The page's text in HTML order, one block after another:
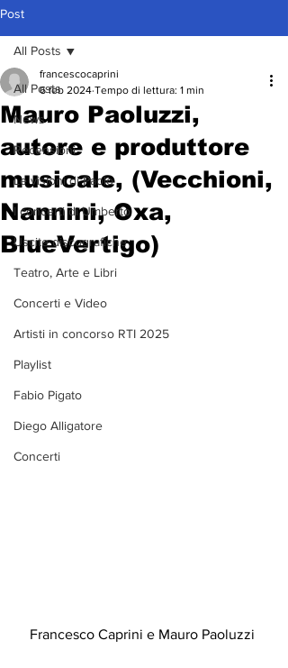
Post
All Posts
News
Recensioni
Le visioni di Paolo
I concerti di Umberto
Uscite discografiche
Teatro, Arte e Libri
Concerti e Video
Artisti in concorso RTI 2025
Playlist
Fabio Pigato
Diego Alligatore
Concerti
All Posts
Mauro Paoluzzi,
autore e produttore
musicale, (Vecchioni,
Nannini, Oxa,
BlueVertigo)
francescocaprini
6 feb 2024 Tempo di lettura: 1 min
Francesco Caprini e Mauro Paoluzzi